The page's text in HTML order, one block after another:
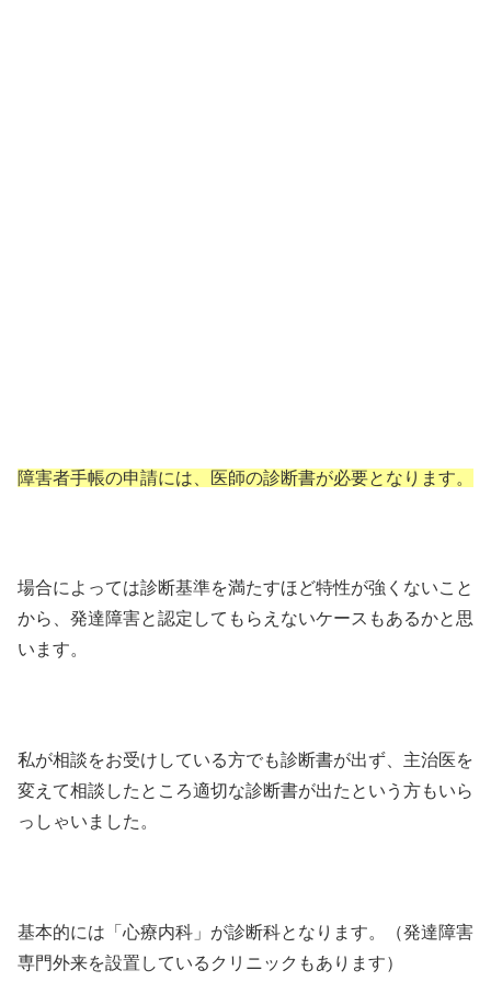
障害者手帳の申請には、医師の診断書が必要となります。
場合によっては診断基準を満たすほど特性が強くないこと
から、発達障害と認定してもらえないケースもあるかと思
います。
私が相談をお受けしている方でも診断書が出ず、主治医を
変えて相談したところ適切な診断書が出たという方もいら
っしゃいました。
基本的には「心療内科」が診断科となります。（発達障害
専門外来を設置しているクリニックもあります）